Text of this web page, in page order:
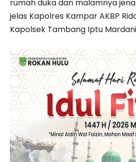
rumah duka dan malamnya
jelas Kapolres Kampar AKBP
Kapolsek Tambang Iptu Mardani